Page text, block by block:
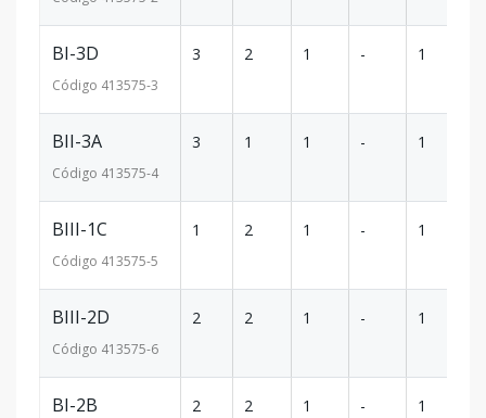
BI-3D
Código 413575-3
3 2 1 - 1
BII-3A
Código 413575-4
3 1 1 - 1
BIII-1C
Código 413575-5
1 2 1 - 1
BIII-2D
Código 413575-6
2 2 1 - 1
BI-2B 2 2 1 - 1